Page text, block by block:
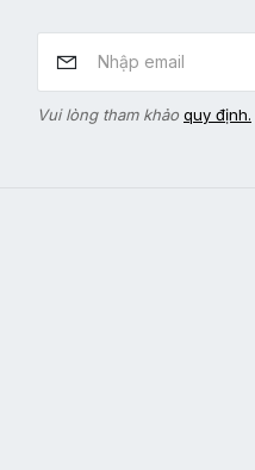
Vui lòng tham khảo quy định.